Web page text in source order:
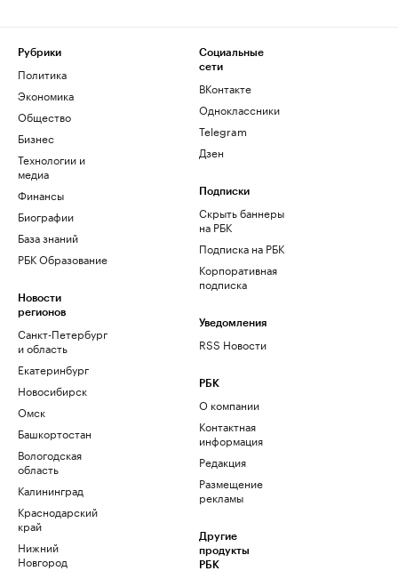
Рубрики
Политика
Экономика
Общество
Бизнес
Технологии и
медиа
Финансы
Биографии
База знаний
РБК Образование
Новости
регионов
Санкт-Петербург
и область
Екатеринбург
Новосибирск
Омск
Башкортостан
Вологодская
область
Калининград
Краснодарский
край
Нижний
Новгород
Социальные
сети
ВКонтакте
Одноклассники
Telegram
Дзен
Подписки
Скрыть баннеры
на РБК
Подписка на РБК
Корпоративная
подписка
Уведомления
RSS Новости
РБК
О компании
Контактная
информация
Редакция
Размещение
рекламы
Другие
продукты
РБК